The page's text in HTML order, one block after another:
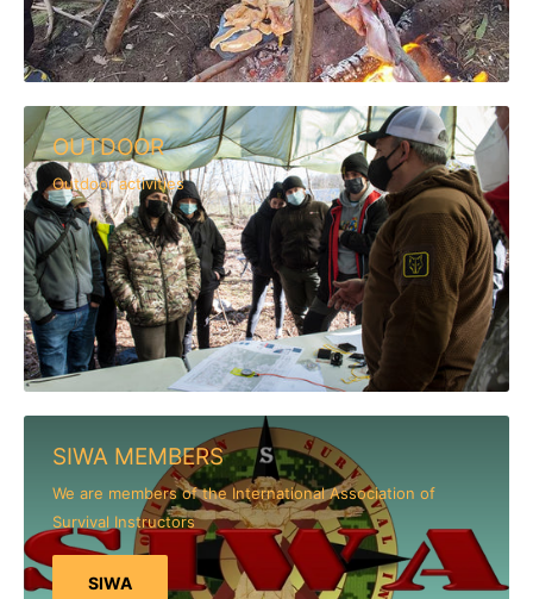
OUTDOOR
Outdoor activities
SIWA MEMBERS
We are members of the International Association of
Survival Instructors
SIWA